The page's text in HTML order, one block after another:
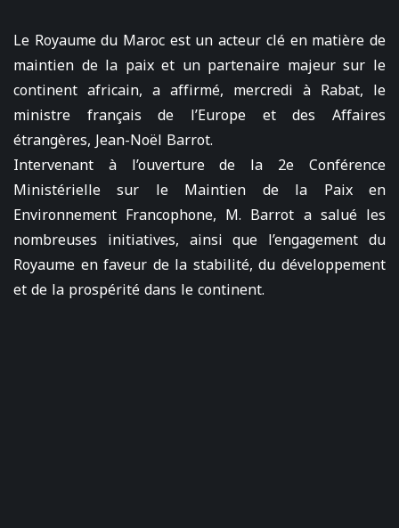
Le Royaume du Maroc est un acteur clé en matière de
maintien de la paix et un partenaire majeur sur le
continent africain, a affirmé, mercredi à Rabat, le
ministre français de l’Europe et des Affaires
étrangères, Jean-Noël Barrot.
Intervenant à l’ouverture de la 2e Conférence
Ministérielle sur le Maintien de la Paix en
Environnement Francophone, M. Barrot a salué les
nombreuses initiatives, ainsi que l’engagement du
Royaume en faveur de la stabilité, du développement
et de la prospérité dans le continent.